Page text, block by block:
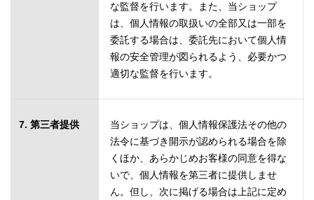
な監督を行います。また、当ショップ
は、個人情報の取扱いの全部又は一部を
委託する場合は、委託先において個人情
報の安全管理が図られるよう、必要かつ
適切な監督を行います。
7. 第三者提供
当ショップは、個人情報保護法その他の
法令に基づき開示が認められる場合を除
くほか、あらかじめお客様の同意を得な
いで、個人情報を第三者に提供しませ
ん。但し、次に掲げる場合は上記に定め